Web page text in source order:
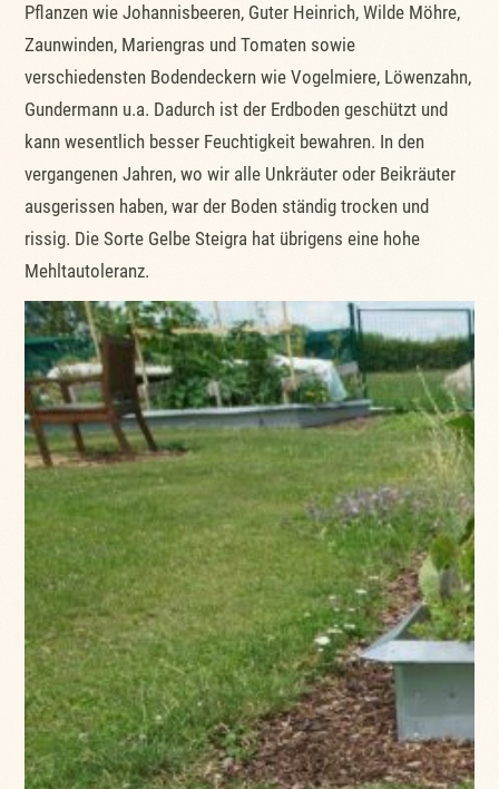
Pflanzen wie Johannisbeeren, Guter Heinrich, Wilde Möhre,
Zaunwinden, Mariengras und Tomaten sowie
verschiedensten Bodendeckern wie Vogelmiere, Löwenzahn,
Gundermann u.a. Dadurch ist der Erdboden geschützt und
kann wesentlich besser Feuchtigkeit bewahren. In den
vergangenen Jahren, wo wir alle Unkräuter oder Beikräuter
ausgerissen haben, war der Boden ständig trocken und
rissig. Die Sorte Gelbe Steigra hat übrigens eine hohe
Mehltautoleranz.